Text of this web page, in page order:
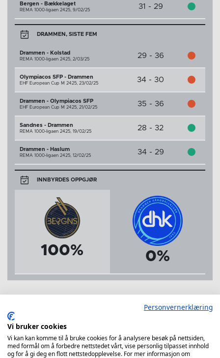
Bergen - Bækkelaget
REMA 1000-ligaen 2425, 9/02/25 31 - 29
DRAMMEN, SISTE FEM
Drammen - Kolstad
REMA 1000-ligaen 2425, 2/03/25 29 - 36
Olympiacos SFP - Drammen
EHF European Cup M 2425, 23/02/25 34 - 30
Drammen - Olympiacos SFP
EHF European Cup M 2425, 21/02/25 35 - 36
Sandnes - Drammen
REMA 1000-ligaen 2425, 19/02/25 28 - 32
Drammen - Haslum
REMA 1000-ligaen 2425, 12/02/25 34 - 29
INNBYRDES OPPGJØR
100% 0%
Personvernerklæring
Vi bruker cookies
Vi kan kan komme til å bruke cookies for å analysere besøk på nettsiden,
med formål om å forbedre nettstedet vårt, vise personlig tilpasset innhold
og for å gi deg en flott nettstedopplevelse. For mer informasjon om